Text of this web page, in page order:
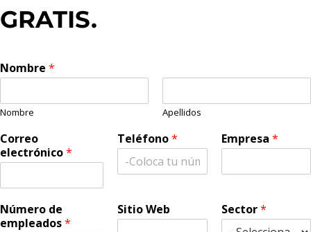
GRATIS.
Nombre *
Nombre Apellidos
Correo
electrónico*
Teléfono* Empresa *
Número de
empleados*
Sitio Web Sector*